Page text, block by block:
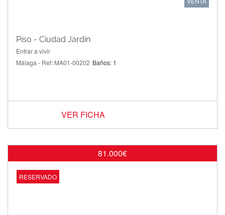
Piso - Ciudad Jardín
Entrar a vivir
Málaga - Ref: MA01-00202 Baños: 1
VER FICHA
81.000€
RESERVADO